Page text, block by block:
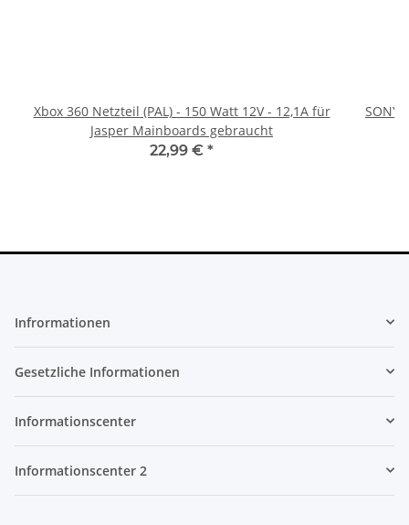
Xbox 360 Netzteil (PAL) - 150 Watt 12V - 12,1A für
Jasper Mainboards gebraucht
22,99 € *
SONY
Infrormationen
Gesetzliche Informationen
Informationscenter
Informationscenter 2